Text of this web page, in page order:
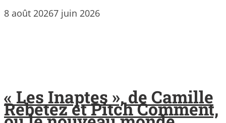
8 août 20267 juin 2026
« Les Inaptes », de Camille
Rebetez et Pitch Comment,